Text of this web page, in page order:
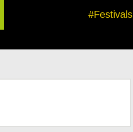
#Festivals